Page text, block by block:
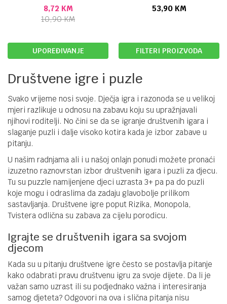
8,72 KM
10,90KM
53,90 KM
UPOREĐIVANJE FILTERI PROIZVODA
Društvene igre i puzle
Svako vrijeme nosi svoje. Dječja igra i razonoda se u velikoj
mjeri razlikuje u odnosu na zabavu koju su upražnjavali
njihovi roditelji. No čini se da se igranje društvenih igara i
slaganje puzli i dalje visoko kotira kada je izbor zabave u
pitanju.
U našim radnjama ali i u našoj onlajn ponudi možete pronaći
izuzetno raznovrstan izbor društvenih igara i puzli za djecu.
Tu su puzzle namijenjene djeci uzrasta 3+ pa pa do puzli
koje mogu i odraslima da zadaju glavobolje prilikom
sastavljanja. Društvene igre poput Rizika, Monopola,
Tvistera odlična su zabava za cijelu porodicu.
Igrajte se društvenih igara sa svojom
djecom
Kada su u pitanju društvene igre često se postavlja pitanje
kako odabrati pravu društvenu igru za svoje dijete. Da li je
važan samo uzrast ili su podjednako važna i interesiranja
samog djeteta? Odgovori na ova i slična pitanja nisu